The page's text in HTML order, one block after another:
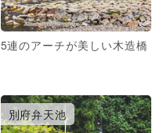
5連のアーチが美しい木造橋
別府弁天池